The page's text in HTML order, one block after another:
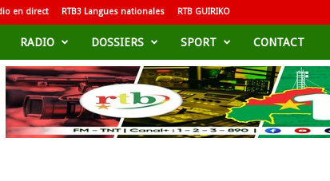
en direct RTB3 Langues nationales RTB GUIRIKO
RADIO DOSSIERS SPORT CONTACT